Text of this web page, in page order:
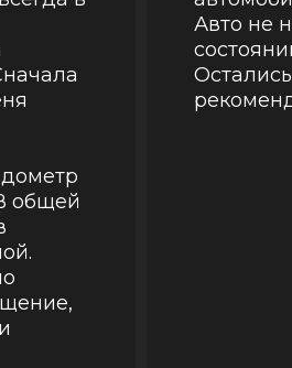
общей
Авто не